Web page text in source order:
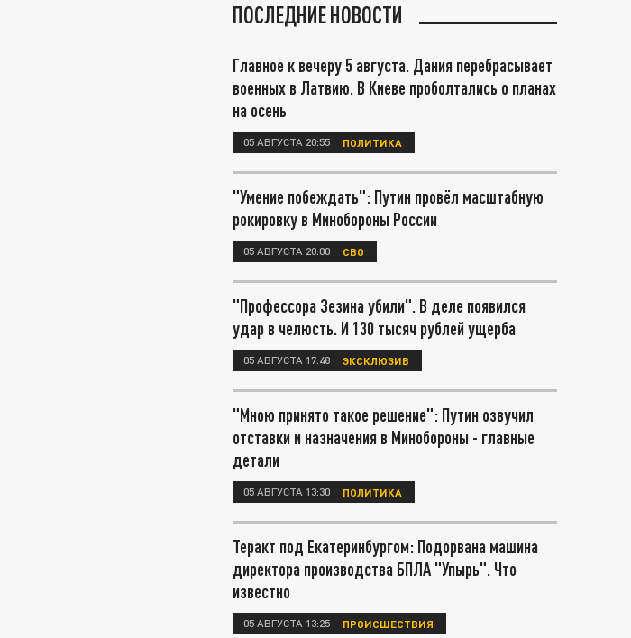
ПОСЛЕДНИЕ НОВОСТИ
Главное к вечеру 5 августа. Дания перебрасывает
военных в Латвию. В Киеве проболтались о планах
на осень
05 АВГУСТА 20:55 ПОЛИТИКА
"Умение побеждать": Путин провёл масштабную
рокировку в Минобороны России
05 АВГУСТА 20:00 СВО
"Профессора Зезина убили". В деле появился
удар в челюсть. И 130 тысяч рублей ущерба
05 АВГУСТА 17:48 ЭКСКЛЮЗИВ
"Мною принято такое решение": Путин озвучил
отставки и назначения в Минобороны - главные
детали
05 АВГУСТА 13:30 ПОЛИТИКА
Теракт под Екатеринбургом: Подорвана машина
директора производства БПЛА "Упырь". Что
известно
05 АВГУСТА 13:25 ПРОИСШЕСТВИЯ